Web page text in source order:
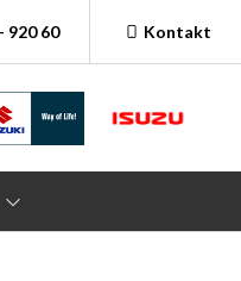
920 60 Kontakt